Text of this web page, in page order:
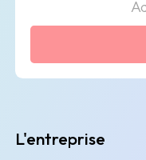
L'entreprise